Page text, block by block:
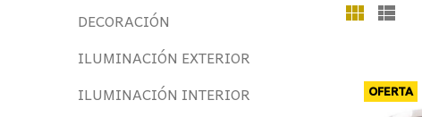
DECORACIÓN
ILUMINACIÓN EXTERIOR
ILUMINACIÓN INTERIOR
OFERTA